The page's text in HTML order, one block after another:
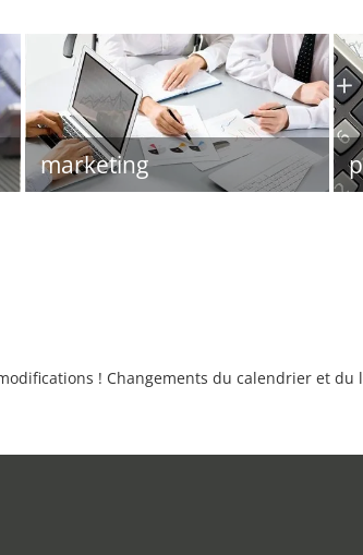
marketing
! Changements du calendrier et